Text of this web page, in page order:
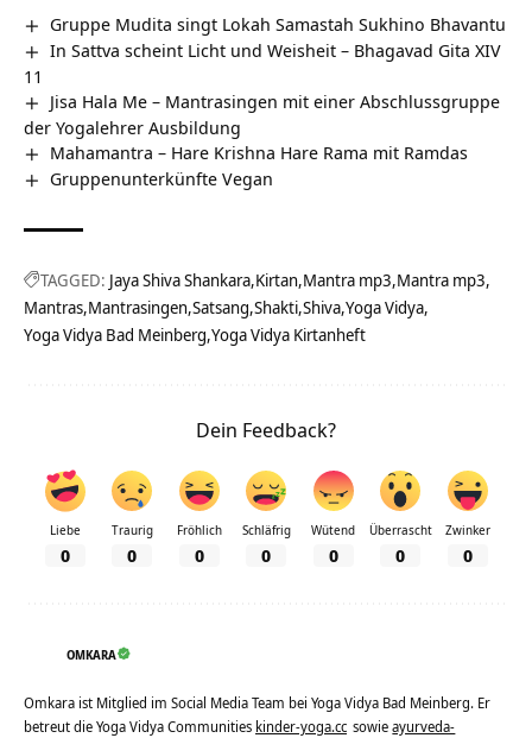
Gruppe Mudita singt Lokah Samastah Sukhino Bhavantu
In Sattva scheint Licht und Weisheit – Bhagavad Gita XIV
11
Jisa Hala Me – Mantrasingen mit einer Abschlussgruppe
der Yogalehrer Ausbildung
Mahamantra – Hare Krishna Hare Rama mit Ramdas
Gruppenunterkünfte Vegan
TAGGED: Jaya Shiva Shankara Kirtan Mantra mp3 Mantra mp3
Mantras Mantrasingen Satsang Shakti Shiva Yoga Vidya
Yoga Vidya Bad Meinberg Yoga Vidya Kirtanheft
Dein Feedback?
Liebe
0
Traurig
0
Fröhlich
0
Schläfrig
0
Wütend
0
Überrascht
0
Zwinker
0
OMKARA
Omkara ist Mitglied im Social Media Team bei Yoga Vidya Bad Meinberg. Er
betreut die Yoga Vidya Communities kinder-yoga.cc sowieayurveda-